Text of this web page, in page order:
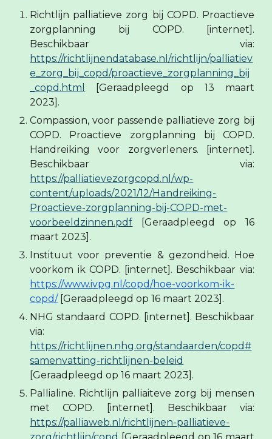
Richtlijn palliatieve zorg bij COPD. Proactieve
zorgplanning bij COPD. [internet].
Beschikbaar via:
https://richtlijnendatabase.nl/richtlijn/palliatiev
e_zorg_bij_copd/proactieve_zorgplanning_bij
_copd.html
[Geraadpleegd op 13 maart
2023].
Compassion, voor passende palliatieve zorg bij
COPD. Proactieve zorgplanning bij COPD.
Handreiking voor zorgverleners. [internet].
Beschikbaar via:
https://palliatievezorgcopd.nl/wp-
content/uploads/2021/12/Handreiking-
Proactieve-zorgplanning-bij-COPD-met-
voorbeeldzinnen.pdf [Geraadpleegd op 16
maart 2023].
Instituut voor preventie & gezondheid. Hoe
voorkom ik COPD. [internet]. Beschikbaar via:
https://www.ivpg.nl/copd/hoe-voorkom-ik-
copd/[Geraadpleegd op 16 maart 2023].
NHG standaard COPD. [internet]. Beschikbaar
via:
https://richtlijnen.nhg.org/standaarden/copd#
samenvatting-richtlijnen-beleid
[Geraadpleegd op 16 maart 2023].
Pallialine. Richtlijn palliaiteve zorg bij mensen
met COPD. [internet]. Beschikbaar via:
https://palliaweb.nl/richtlijnen-palliatieve-